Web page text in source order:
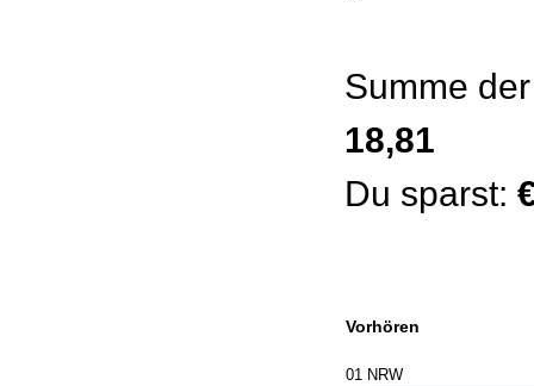
Summe
18,81
Du sparst:
Vorhören
01 NRW